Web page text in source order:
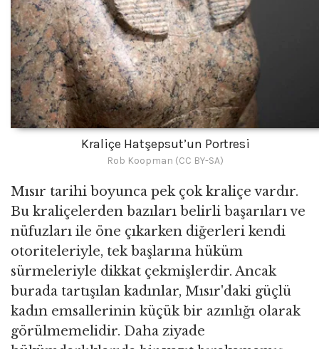
Kraliçe Hatşepsut’un Portresi
Rob Koopman (CC BY-SA)
Mısır tarihi boyunca pek çok kraliçe vardır.
Bu kraliçelerden bazıları belirli başarıları ve
nüfuzları ile öne çıkarken diğerleri kendi
otoriteleriyle, tek başlarına hüküm
sürmeleriyle dikkat çekmişlerdir. Ancak
burada tartışılan kadınlar, Mısır'daki güçlü
kadın emsallerinin küçük bir azınlığı olarak
görülmemelidir. Daha ziyade